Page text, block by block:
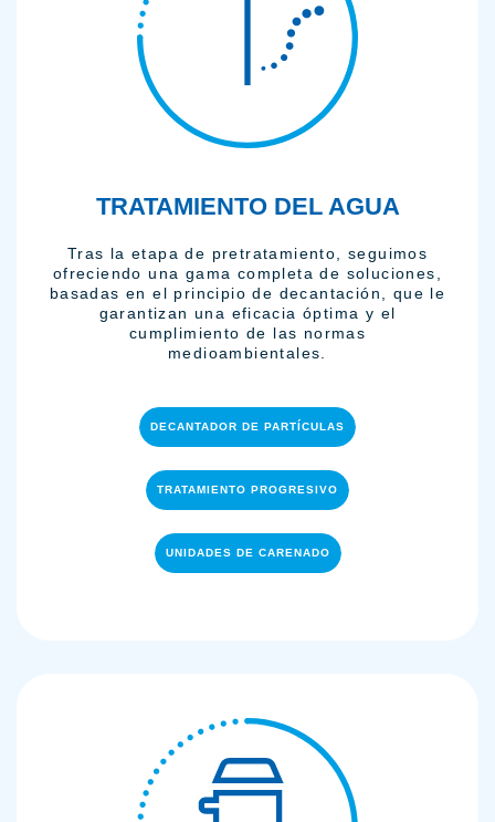
TRATAMIENTO DEL AGUA
Tras la etapa de pretratamiento, seguimos
ofreciendo una gama completa de soluciones,
basadas en el principio de decantación, que le
garantizan una eficacia óptima y el
cumplimiento de las normas
medioambientales.
DECANTADOR DE PARTÍCULAS
TRATAMIENTO PROGRESIVO
UNIDADES DE CARENADO